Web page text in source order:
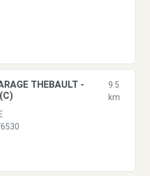
THEBAULT -
9.5
km